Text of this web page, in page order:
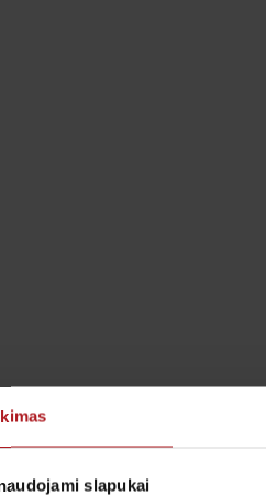
slapukai